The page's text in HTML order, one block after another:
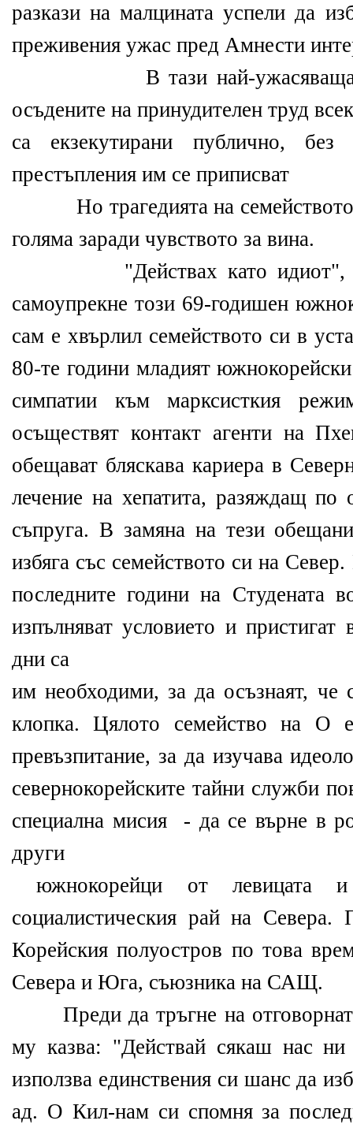
разкази на малцината успели да
преживения ужас пред Амнести
В тази най-ужасяваща
осъдените на принудителен труд
са екзекутирани публично,
престъпления им се приписват
Но трагедията на
голяма заради чувството за вина.
"Действах като идиот", не
самоупрекне този 69-годишен
сам е хвърлил семейството си в
80-те години младият
симпатии към марксисткия
осъществят контакт агенти на
обещават бляскава кариера в
лечение на хепатита, разяждащ по
съпруга. В замяна на тези
избяга със семейството си на
последните години на Студената
изпълняват условието и
дни са
им необходими, за да осъзнаят, че
клопка. Цялото семейство на О
превъзпитание, за да изучава
севернокорейските тайни служби
специална мисия - да се върне в
други
южнокорейци от
социалистическия рай на Севера.
Корейския полуостров по това
Севера и Юга, съюзника на САЩ.
Преди да тръгне на
му казва: "Действай сякаш нас
използва единствения си шанс да
ад. О Кил-нам си спомня за